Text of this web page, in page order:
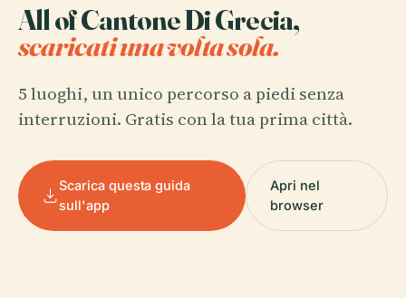
All of Cantone Di Grecia,
scaricati una volta sola.
5 luoghi, un unico percorso a piedi senza
interruzioni. Gratis con la tua prima città.
Scarica questa guida
sull'app
Apri nel
browser